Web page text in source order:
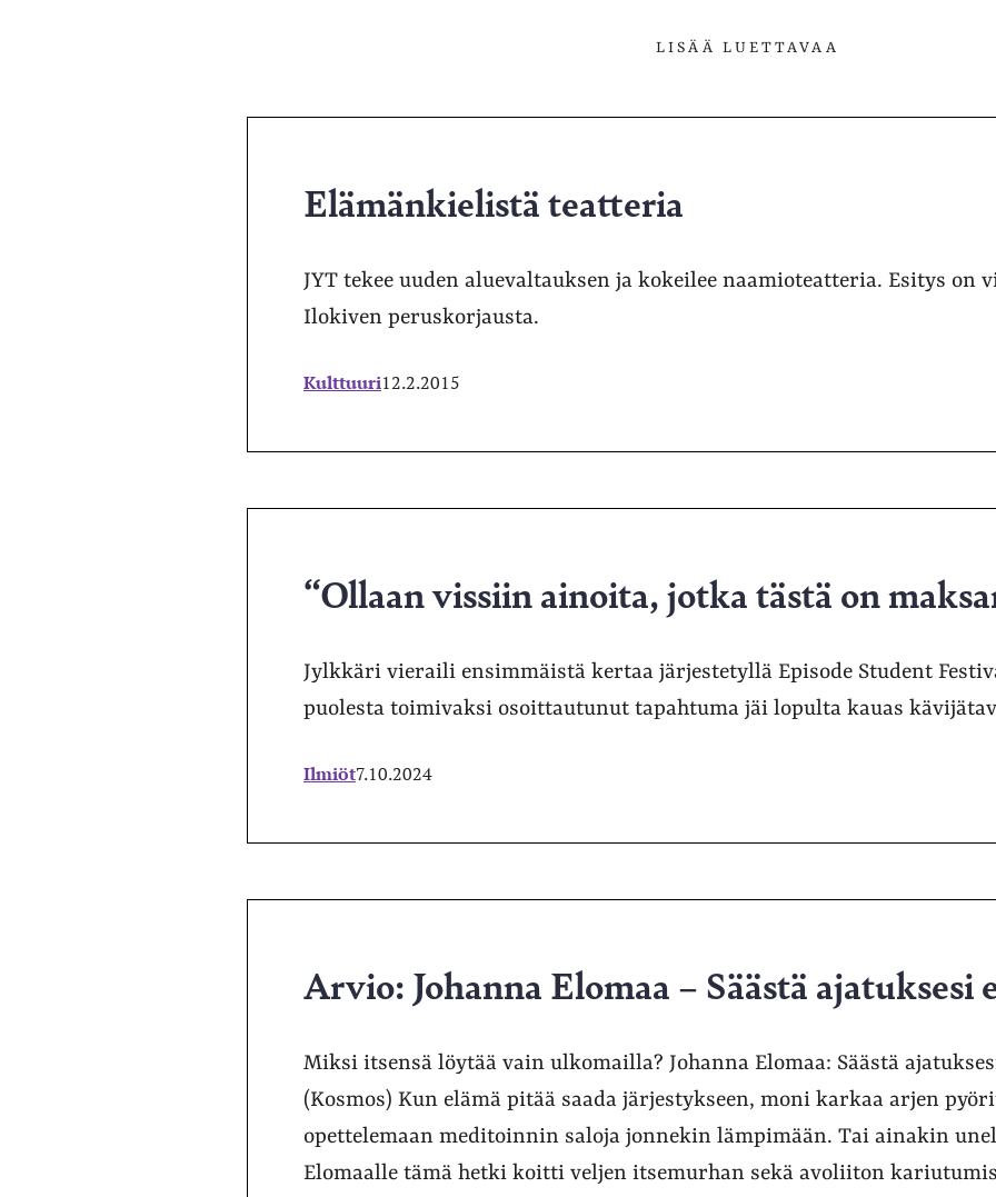
LISÄÄ LUETTAVAA
Elämänkielistä teatteria
JYT tekee uuden aluevaltauksen ja kokeilee naamioteatteria. Esitys on
Ilokiven peruskorjausta.
Kulttuuri12.2.2015
“Ollaan vissiin ainoita, jotka tästä on
Jylkkäri vieraili ensimmäistä kertaa järjestetyllä Episode Student
puolesta toimivaksi osoittautunut tapahtuma jäi lopulta kauas
Ilmiöt7.10.2024
Arvio: Johanna Elomaa – Säästä ajatuksesi
Miksi itsensä löytää vain ulkomailla? Johanna Elomaa: Säästä
(Kosmos) Kun elämä pitää saada järjestykseen, moni karkaa arjen
opettelemaan meditoinnin saloja jonnekin lämpimään. Tai ainakin
Elomaalle tämä hetki koitti veljen itsemurhan sekä avoliiton